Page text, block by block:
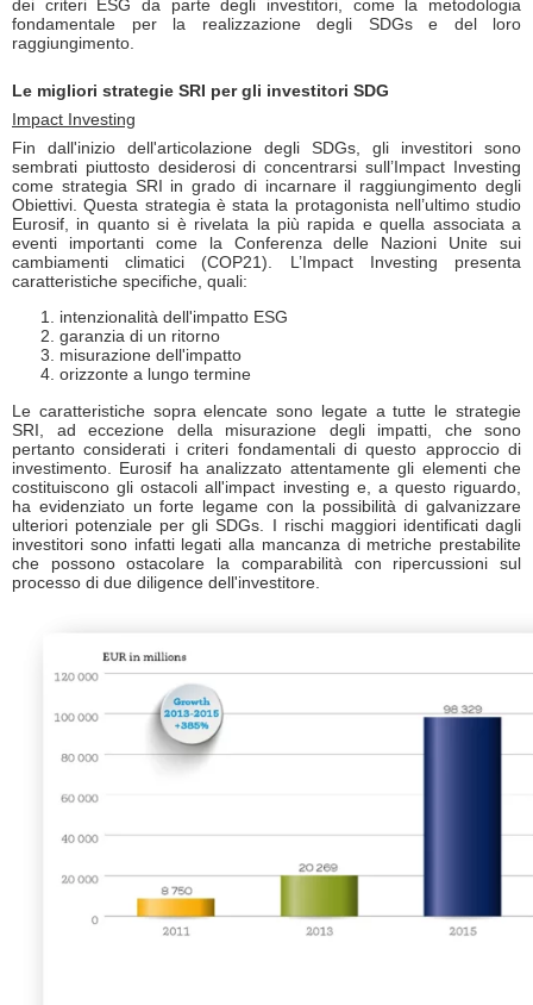
dei criteri ESG da parte degli investitori, come la metodologia
fondamentale per la realizzazione degli SDGs e del loro
raggiungimento.
Le migliori strategie SRI per gli investitori SDG
Impact Investing
Fin dall'inizio dell'articolazione degli SDGs, gli investitori sono
sembrati piuttosto desiderosi di concentrarsi sull’Impact Investing
come strategia SRI in grado di incarnare il raggiungimento degli
Obiettivi. Questa strategia è stata la protagonista nell’ultimo studio
Eurosif, in quanto si è rivelata la più rapida e quella associata a
eventi importanti come la Conferenza delle Nazioni Unite sui
cambiamenti climatici (COP21). L’Impact Investing presenta
caratteristiche specifiche, quali:
intenzionalità dell'impatto ESG
garanzia di un ritorno
misurazione dell'impatto
orizzonte a lungo termine
Le caratteristiche sopra elencate sono legate a tutte le strategie
SRI, ad eccezione della misurazione degli impatti, che sono
pertanto considerati i criteri fondamentali di questo approccio di
investimento. Eurosif ha analizzato attentamente gli elementi che
costituiscono gli ostacoli all'impact investing e, a questo riguardo,
ha evidenziato un forte legame con la possibilità di galvanizzare
ulteriori potenziale per gli SDGs. I rischi maggiori identificati dagli
investitori sono infatti legati alla mancanza di metriche prestabilite
che possono ostacolare la comparabilità con ripercussioni sul
processo di due diligence dell'investitore.